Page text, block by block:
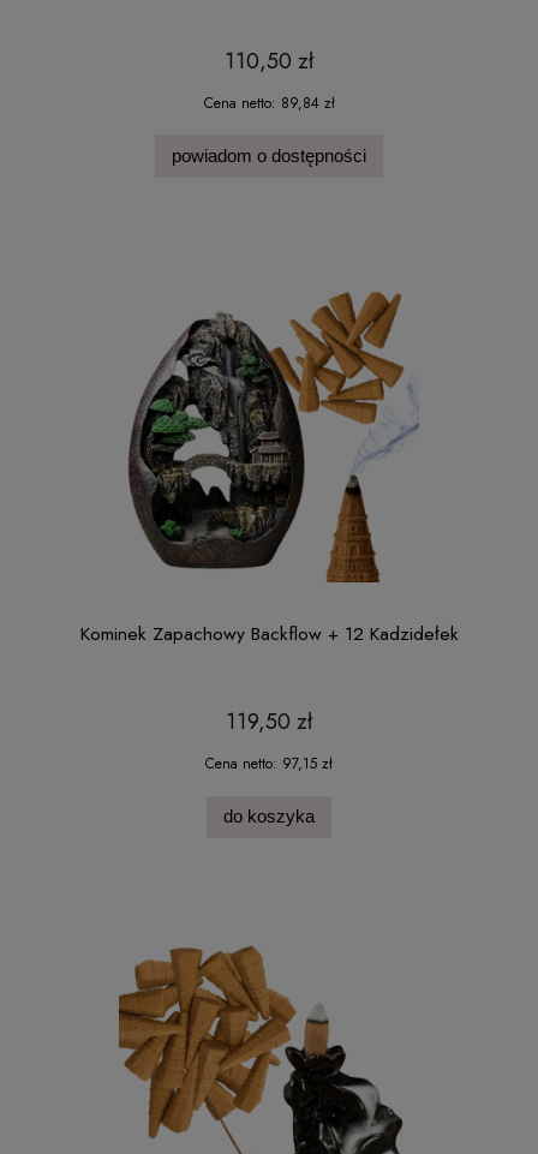
110,50 zł
Cena netto: 89,84 zł
powiadom o dostępności
Kominek Zapachowy Backflow + 12 Kadzidełek
119,50 zł
Cena netto: 97,15 zł
do koszyka